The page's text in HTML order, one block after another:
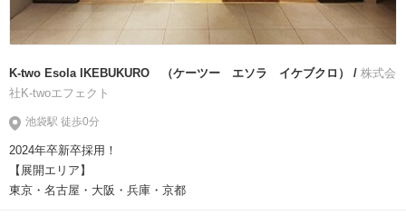
K-two Esola IKEBUKURO （ケーツー エソラ イケブクロ） / 株式会
社K-twoエフェクト
池袋駅 徒歩0分
2024年卒新卒採用！
【展開エリア】
東京・名古屋・大阪・兵庫・京都